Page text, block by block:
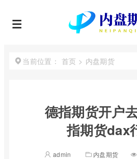
当前位置： 首页 > 内盘期货
德指期货开户
指期货dax
admin 内盘期货